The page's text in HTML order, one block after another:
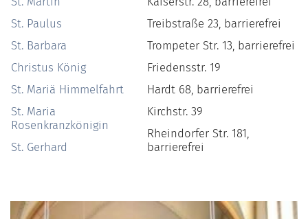
St. Paulus
St. Barbara
Christus König
St. Mariä Himmelfahrt
St. Maria
Rosenkranzkönigin
St. Gerhard
Treibstraße 23, barrierefrei
Trompeter Str. 13, barrierefrei
Friedensstr. 19
Hardt 68, barrierefrei
Kirchstr. 39
Rheindorfer Str. 181,
barrierefrei